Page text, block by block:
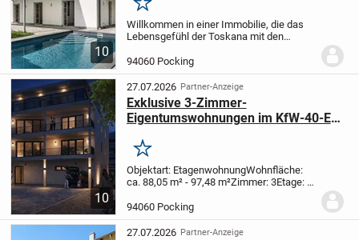
10
Merken
Willkommen in einer Immobilie, die das
Lebensgefühl der Toskana mit den
Diese repräsentative, freistehende Villa
mit ca. 280?m² Wohnfläche bietet Ihnen
eine...
94060 Pocking
10
27.07.2026 Partner-Anzeige
Exklusive 3-Zimmer-
Eigentumswohnungen im KfW-40-EE-
Merken
Objektart: EtagenwohnungWohnfläche:
ca. 88,05 m² - 97,48 m²Zimmer: 3Etage: 1.
nach KfW-Förderung: 343.395 – 380.172
€Bezugsfrei ab: 2026Baujahr:
2025Zustan...
94060 Pocking
27.07.2026 Partner-Anzeige